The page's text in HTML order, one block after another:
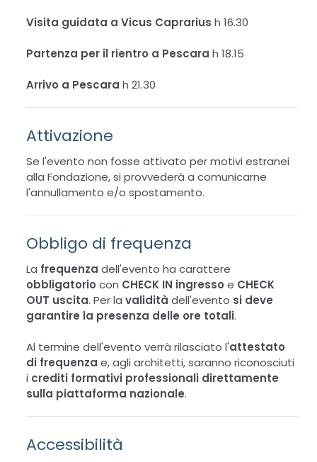
Visita guidata a Vicus Caprarius h 16.30
Partenza per il rientro a Pescara h 18.15
Arrivo a Pescara h 21.30
Attivazione
Se l'evento non fosse attivato per motivi estranei
alla Fondazione, si provvederà a comunicarne
l'annullamento e/o spostamento.
Obbligo di frequenza
La frequenza dell'evento ha carattere
obbligatorio con CHECK IN ingresso e CHECK
OUT uscita. Per lavalidità dell'evento si deve
garantire la presenza delle ore totali.
Al termine dell'evento verrà rilasciato l'attestato
di frequenza e, agli architetti, saranno riconosciuti
i crediti formativi professionali direttamente
sulla piattaforma nazionale.
Accessibilità